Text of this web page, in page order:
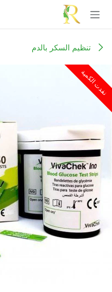
تخطي للذهاب إلى المحتوى
تنظيم السكر بالدم
نفدت الكمية